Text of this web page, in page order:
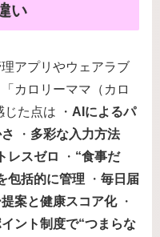
い
アプリやウェアラブ
カロリーママ（カロ
た点は ・ AIによるパ
・ 多彩な入力方法
レスゼロ
・ “食事だ
包括的に管理 ・ 毎日届
案と健康スコア化・
ント制度で“つまらな